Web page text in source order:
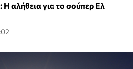
αλήθεια για το σούπερ Ελ